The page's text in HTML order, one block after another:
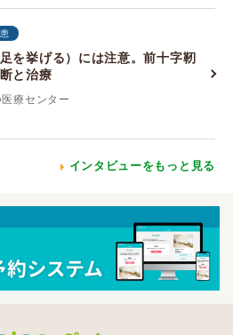
を挙げる）には注意。前十字靭
と治療
療センター
インタビューをもっと見る